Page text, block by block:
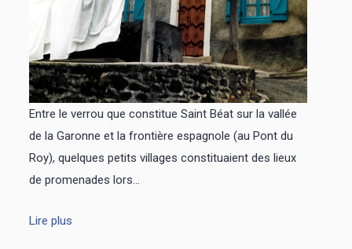
Entre le verrou que constitue Saint Béat sur la vallée
de la Garonne et la frontière espagnole (au Pont du
Roy), quelques petits villages constituaient des lieux
de promenades lors...
Lire plus